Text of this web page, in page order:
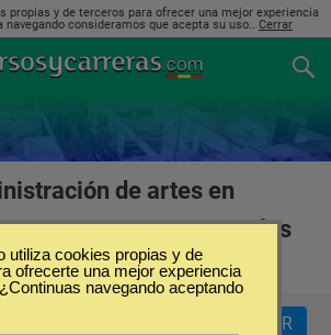
propias y de terceros para ofrecer una mejor experiencia
navegando consideramos que acepta su uso.. Cerrar
de artes en
en Artes Visuales
FILTRAR
utiliza cookies propias y de
ofrecerte una mejor experiencia
navegando aceptando